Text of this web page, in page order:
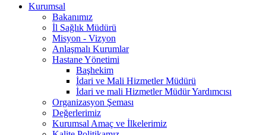
Kurumsal
Bakanımız
İl Sağlık Müdürü
Misyon - Vizyon
Anlaşmalı Kurumlar
Hastane Yönetimi
Başhekim
İdari ve Mali Hizmetler Müdürü
İdari ve mali Hizmetler Müdür Yardımcısı
Organizasyon Şeması
Değerlerimiz
Kurumsal Amaç ve İlkelerimiz